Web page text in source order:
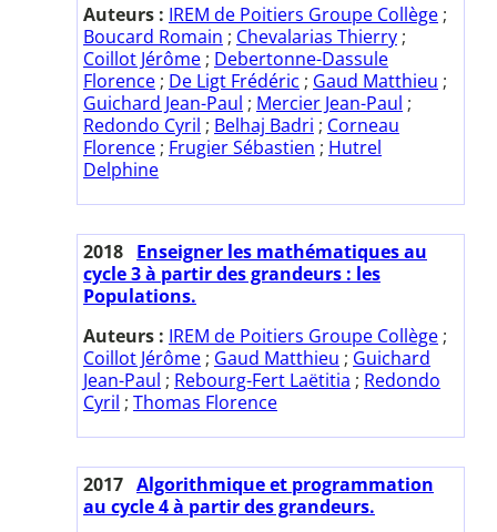
Auteurs : IREM de Poitiers Groupe Collège ;
Boucard Romain ; Chevalarias Thierry ;
Coillot Jérôme ; Debertonne-Dassule
Florence ; De Ligt Frédéric ; Gaud Matthieu ;
Guichard Jean-Paul ; Mercier Jean-Paul ;
Redondo Cyril ; Belhaj Badri ; Corneau
Florence ; Frugier Sébastien ; Hutrel
Delphine
2018 Enseigner les mathématiques au
cycle 3 à partir des grandeurs : les
Populations.
Auteurs : IREM de Poitiers Groupe Collège ;
Coillot Jérôme ; Gaud Matthieu ; Guichard
Jean-Paul ; Rebourg-Fert Laëtitia ; Redondo
Cyril ; Thomas Florence
2017 Algorithmique et programmation
au cycle 4 à partir des grandeurs.